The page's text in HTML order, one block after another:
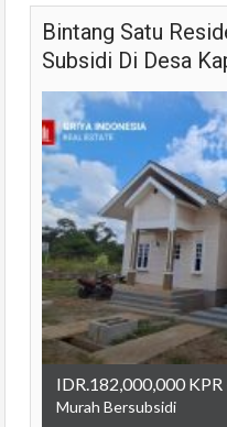
Bintang Satu
Subsidi Di Desa
IDR.182,000,000 KPR
Murah Bersubsidi